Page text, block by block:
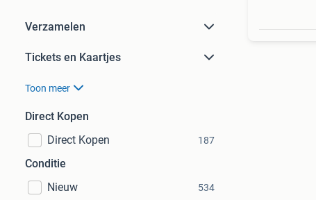
Verzamelen
Tickets en Kaartjes
Toon meer
Direct Kopen
Direct Kopen
187
Conditie
Nieuw
534